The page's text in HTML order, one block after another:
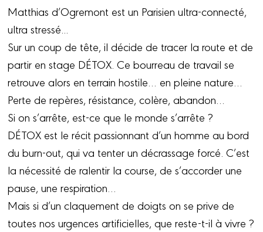
Matthias d’Ogremont est un Parisien ultra-connecté,
ultra stressé...
Sur un coup de tête, il décide de tracer la route et de
partir en stage DÉTOX. Ce bourreau de travail se
retrouve alors en terrain hostile… en pleine nature…
Perte de repères, résistance, colère, abandon…
Si on s’arrête, est-ce que le monde s’arrête ?
DÉTOX est le récit passionnant d’un homme au bord
du burn-out, qui va tenter un décrassage forcé. C’est
la nécessité de ralentir la course, de s’accorder une
pause, une respiration…
Mais si d’un claquement de doigts on se prive de
toutes nos urgences artificielles, que reste-t-il à vivre ?